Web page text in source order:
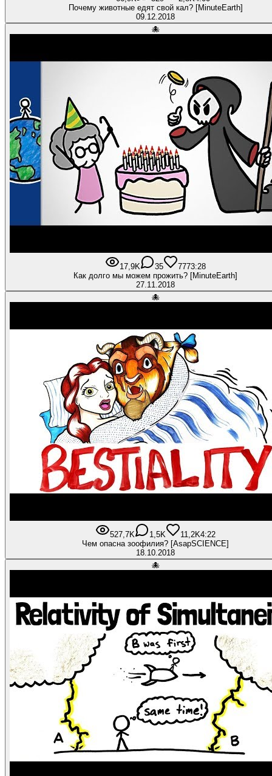
Почему животные едят свой кал? [MinuteEarth]
09.12.2018
🐙
17,9K 35 7773:28
Как долго мы можем прожить? [MinuteEarth]
27.11.2018
🐙
527,7K 1,5K 11,2K4:22
Чем опасна зоофилия? [AsapSCIENCE]
18.10.2018
🐙